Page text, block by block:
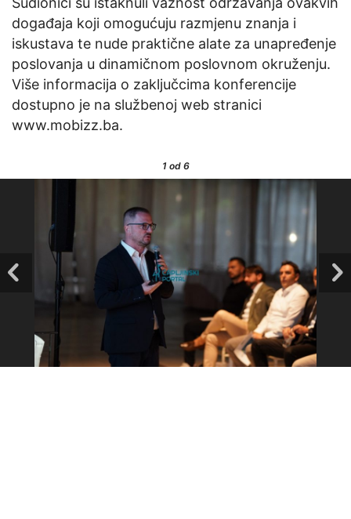
događaja koji omogućuju razmjenu znanja i
iskustava te nude praktične alate za unapređenje
poslovanja u dinamičnom poslovnom okruženju.
Više informacija o zaključcima konferencije
dostupno je na službenoj web stranici
www.mobizz.ba.
1od 6